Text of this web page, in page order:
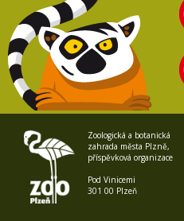
Zoologická a botanická
zahrada města Plzně,
příspěvková organizace
Pod Vinicemi
301 00 Plzeň